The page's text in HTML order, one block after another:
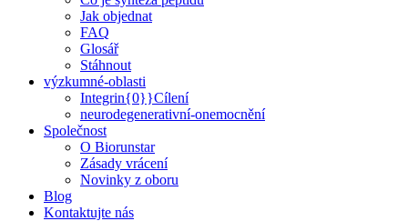
Jak objednat
FAQ
Glosář
Stáhnout
výzkumné-oblasti
Integrin{0}}Cílení
neurodegenerativní-onemocnění
Společnost
O Biorunstar
Zásady vrácení
Novinky z oboru
Blog
Kontaktujte nás